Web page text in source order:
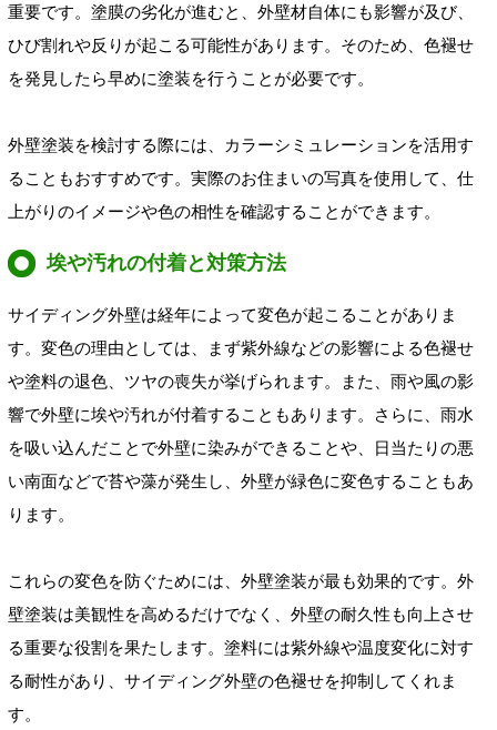
重要です。塗膜の劣化が進むと、外壁材自体にも影響が及び、
ひび割れや反りが起こる可能性があります。そのため、色褪せ
を発見したら早めに塗装を行うことが必要です。
外壁塗装を検討する際には、カラーシミュレーションを活用す
ることもおすすめです。実際のお住まいの写真を使用して、仕
上がりのイメージや色の相性を確認することができます。
埃や汚れの付着と対策方法
サイディング外壁は経年によって変色が起こることがありま
す。変色の理由としては、まず紫外線などの影響による色褪せ
や塗料の退色、ツヤの喪失が挙げられます。また、雨や風の影
響で外壁に埃や汚れが付着することもあります。さらに、雨水
を吸い込んだことで外壁に染みができることや、日当たりの悪
い南面などで苔や藻が発生し、外壁が緑色に変色することもあ
ります。
これらの変色を防ぐためには、外壁塗装が最も効果的です。外
壁塗装は美観性を高めるだけでなく、外壁の耐久性も向上させ
る重要な役割を果たします。塗料には紫外線や温度変化に対す
る耐性があり、サイディング外壁の色褪せを抑制してくれま
す。